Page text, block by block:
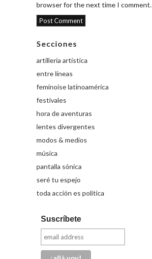
browser for the next time I comment.
Secciones
artillería artística
entre líneas
feminoise latinoamérica
festivales
hora de aventuras
lentes divergentes
modos & medios
música
pantalla sónica
seré tu espejo
toda acción es política
Suscríbete